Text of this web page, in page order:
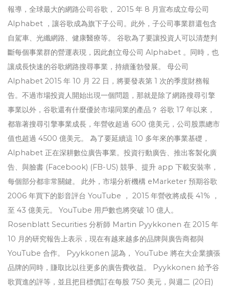
報導，全球最大的網路公司谷歌， 2015 年 8 月宣布成立母公司
Alphabet ，讓谷歌成為旗下子公司。此外，子公司事業群還包含
自駕車、光纖網路、健康醫療等。 谷歌為了要讓投資人可以清楚判
斷每個事業群的營運表現，因此創立母公司 Alphabet 。同時，也
讓成長快速的谷歌網路搜尋事業，持續蓬勃發展。 母公司
Alphabet 2015 年 10 月 22 日，將要發表第 1 次的季度財務報
告。不過市場投資人開始出現一個問題，那就是除了網路搜尋引擎
事業以外，谷歌還有什麼優於市場同業的產品？ 谷歌 17 年以來，
都靠著搜尋引擎事業成長，年營收超過 600 億美元，公司股票總市
值也超過 4500 億美元。 為了要延續這 10 多年來的事業基礎，
Alphabet 正在深耕數位廣告事業。投資行動廣告、推出客製化廣
告、與臉書 (Facebook) (FB-US) 競爭、提升 app 下載安裝率，
每個部分都非常關鍵。 此外，市場分析機構 eMarketer 預期谷歌
2006 年買下的影音評台 YouTube ， 2015 年營收將成長 41% ，
至 43 億美元。 YouTube 用戶數也將突破 10 億人。
Rosenblatt Securities 分析師 Martin Pyykkonen 在 2015 年
10 月的研究報告上表示，現在有越來越多的品牌與廣告商都與
YouTube 合作。 Pyykkonen 認為， YouTube 將在大企業擴張
品牌的同時，賺取比以往更多的廣告費收益。 Pyykkonen 給予谷
歌買進的評等，並且把目標價訂在每股 750 美元，與週二 (20日)